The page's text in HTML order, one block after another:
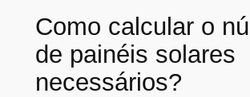
Como calcular o
de painéis solares
necessários?​